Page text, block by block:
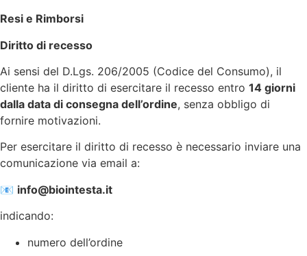
Resi e Rimborsi
Diritto di recesso
Ai sensi del D.Lgs. 206/2005 (Codice del Consumo), il
cliente ha il diritto di esercitare il recesso entro 14 giorni
dalla data di consegna dell’ordine, senza obbligo di
fornire motivazioni.
Per esercitare il diritto di recesso è necessario inviare una
comunicazione via email a:
📧 info@biointesta.it
indicando:
numero dell’ordine